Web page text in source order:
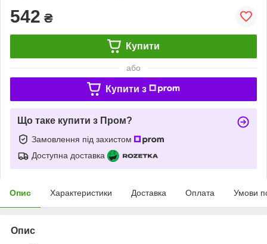
542 ₴
Купити
або
Купити з
Що таке купити з Пром?
Замовлення під захистом
Доступна доставка
Опис Характеристики Доставка Оплата Умови
Опис